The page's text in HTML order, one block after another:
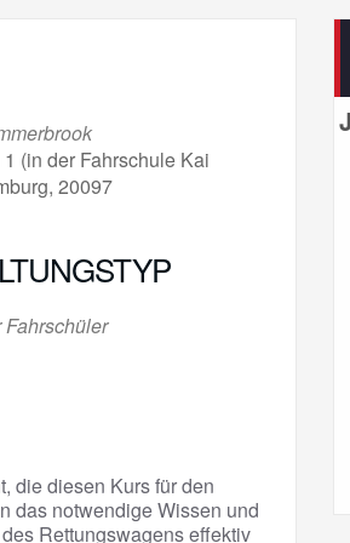
iCalendar
(in der Fahrschule Kai
20097
die diesen Kurs für den
das notwendige Wissen und
Rettungswagens effektiv